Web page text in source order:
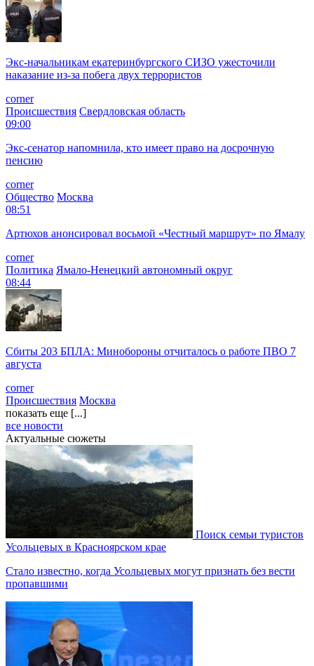
Экс-начальникам екатеринбургского СИЗО ужесточили
наказание из-за побега двух террористов
corner
Происшествия Свердловская область
09:00
Экс-сенатор напомнила, кто имеет право на досрочную
пенсию
corner
Общество Москва
08:51
Артюхов анонсировал восьмой «Честный маршрут» по Ямалу
corner
Политика Ямало-Ненецкий автономный округ
08:44
Сбиты 203 БПЛА: Минобороны отчиталось о работе ПВО 7
августа
corner
Происшествия Москва
показать еще [...]
все новости
Актуальные сюжеты
Поиск семьи туристов
Усольцевых в Красноярском крае
Стало известно, когда Усольцевых могут признать без вести
пропавшими